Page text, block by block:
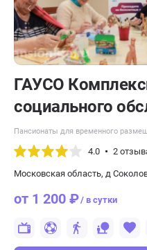
ГАУСО
социального
реабилитации
Пансионаты для временного
4.0 2
Московская область, д
от 1 200 ₽/ в сутки